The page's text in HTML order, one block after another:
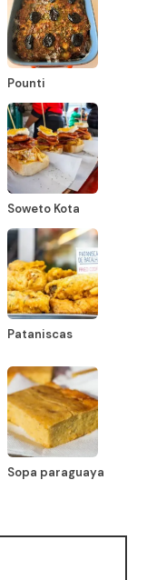
Pounti
Soweto Kota
Pataniscas
Sopa paraguaya